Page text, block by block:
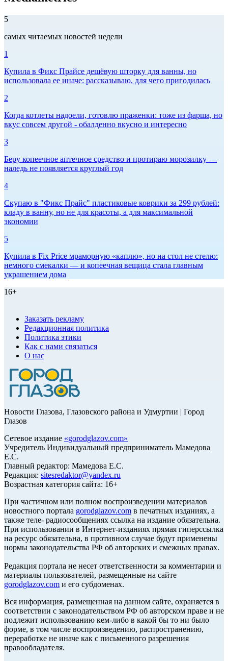
5
самых читаемых новостей недели
1
Купила в Фикс Прайсе дешёвую шторку для ванны, но
использовала ее иначе: рассказываю, для чего пригодилась
2
Когда котлеты надоели, готовлю праженки: тоже из фарша, но
вкус совсем другой - обалденно вкусно и интересно
3
Беру копеечное аптечное средство и протираю морозилку —
наледь не появляется круглый год
4
Скупаю в "Фикс Прайс" пластиковые коврики за 299 рублей:
кладу в ванну, но не для красоты, а для максимальной
экономии
5
Купила в Fix Price мраморную «каплю», но на стол не стелю:
немного смекалки — и копеечная вещица стала главным
украшением дома
16+
Заказать рекламу
Редакционная политика
Политика этики
Как с нами связаться
О нас
Новости Глазова, Глазовского района и Удмуртии | Город
Глазов
Сетевое издание «gorodglazov.com»
Учредитель Индивидуальный предприниматель Мамедова
Е.С.
Главный редактор: Мамедова Е.С.
Редакция: sitesredaktor@yandex.ru
Возрастная категория сайта: 16+
При частичном или полном воспроизведении материалов
новостного портала gorodglazov.com в печатных изданиях, а
также теле- радиосообщениях ссылка на издание обязательна.
При использовании в Интернет-изданиях прямая гиперссылка
на ресурс обязательна, в противном случае будут применены
нормы законодательства РФ об авторских и смежных правах.
Редакция портала не несет ответственности за комментарии и
материалы пользователей, размещенные на сайте
gorodglazov.com и его субдоменах.
Вся информация, размещенная на данном сайте, охраняется в
соответствии с законодательством РФ об авторском праве и не
подлежит использованию кем-либо в какой бы то ни было
форме, в том числе воспроизведению, распространению,
переработке не иначе как с письменного разрешения
правообладателя.